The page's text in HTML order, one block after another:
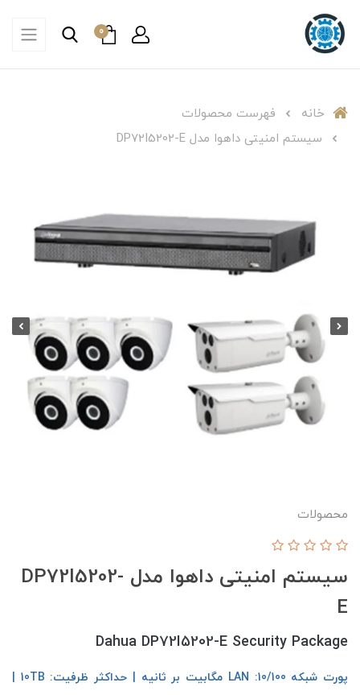
0
خانه
فهرست محصولات
سیستم امنیتی داهوا مدل DP72I5202-E
محصولات
سیستم امنیتی داهوا مدل DP72I5202-
E
Dahua DP72I5202-E Security Package